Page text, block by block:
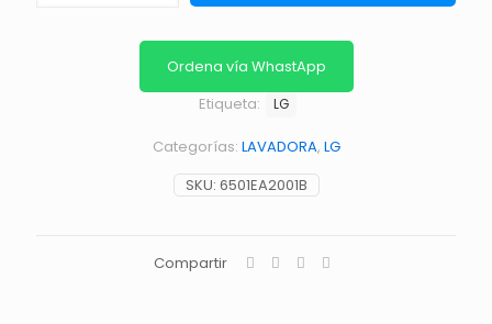
Ordena vía WhastApp
SKU: 6501EA2001B
Categorías: LAVADORA, LG
Etiqueta: LG
Compartir